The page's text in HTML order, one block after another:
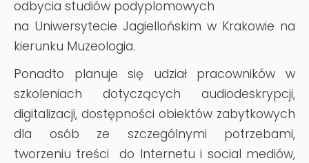
odbycia studiów podyplomowych
na Uniwersytecie Jagiellońskim w Krakowie na
kierunku Muzeologia.
Ponadto planuje się udział pracowników w
szkoleniach dotyczących audiodeskrypcji,
digitalizacji, dostępności obiektów zabytkowych
dla osób ze szczególnymi potrzebami,
tworzeniu treści do Internetu i social mediów,